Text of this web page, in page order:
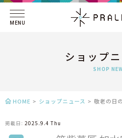
MENU
ショップ
SHOP
HOME > ショップニュース > 敬老の日
掲載日: 2025.9.4 Thu